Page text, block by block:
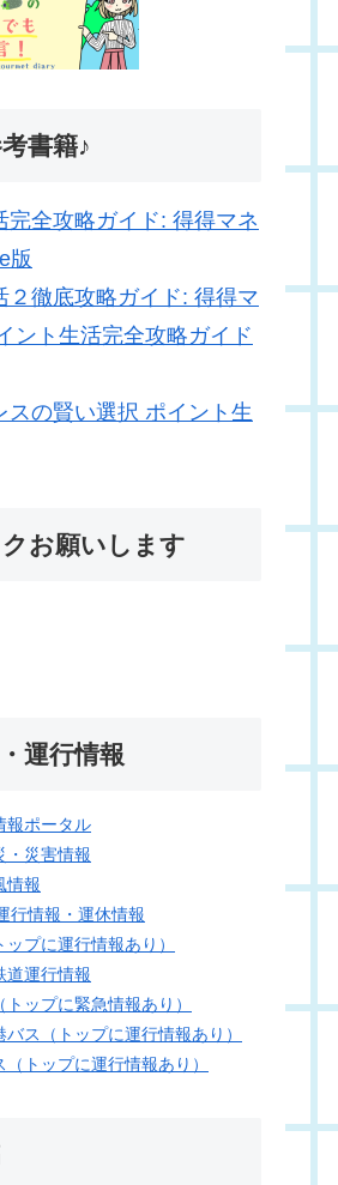
書籍♪
完全攻略ガイド: 得得マネ
版
２徹底攻略ガイド: 得得マ
ント生活完全攻略ガイド
スの賢い選択 ポイント生
お願いします
運行情報
報ポータル
・災害情報
情報
行情報・運休情報
プに運行情報あり）
道運行情報
トップに緊急情報あり）
バス（トップに運行情報あり）
トップに運行情報あり）